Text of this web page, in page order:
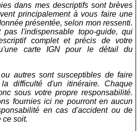
dans mes descriptifs sont brèves
principalement à vous faire une
présentée, selon mon ressenti.
pas l'indispensable topo-guide, qui
complet et précis de votre
carte IGN pour le détail du
autres sont susceptibles de faire
difficulté d'un itinéraire. Chaque
sous votre propre responsabilité.
fournies ici ne pourront en aucun
en cas d'accident ou de
ce soit.